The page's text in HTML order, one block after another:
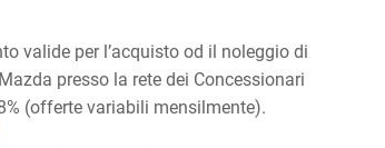
valide per l’acquisto od il noleggio di
presso la rete dei Concessionari
(offerte variabili mensilmente).